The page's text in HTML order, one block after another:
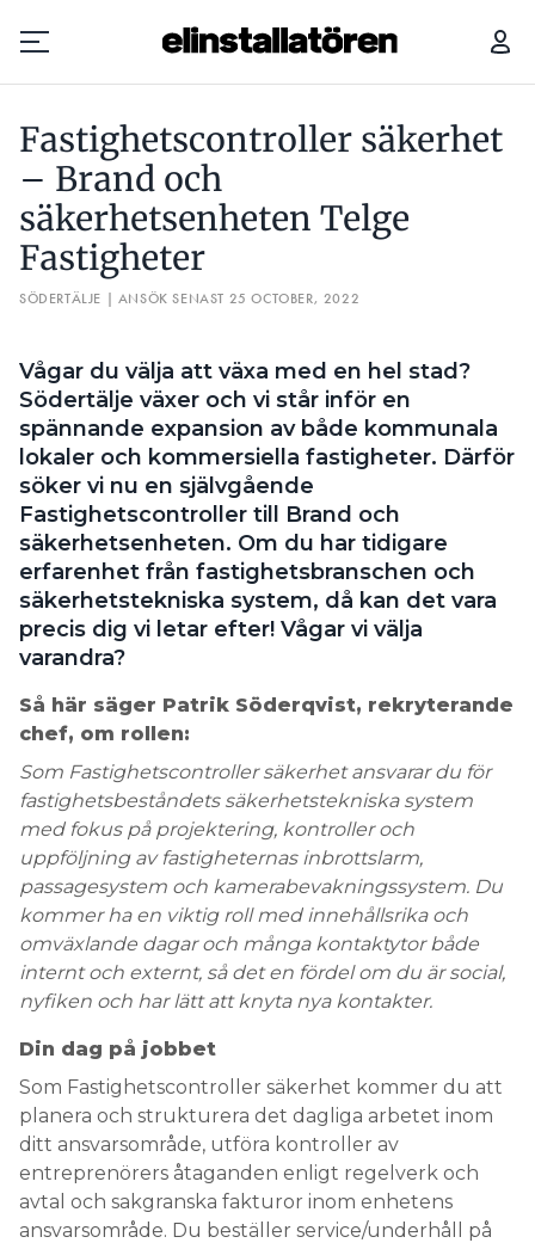
Prenumerera
Hantera prenumeration
Lediga jobb
Läs E-tidningen
Om tidningen
Kontakt
Personuppgifter
Search for:
Fastighetscontroller säkerhet
– Brand och
säkerhetsenheten Telge
Fastigheter
SÖDERTÄLJE | ANSÖK SENAST 25 OCTOBER, 2022
Vågar du välja att växa med en hel stad?
Södertälje växer och vi står inför en
spännande expansion av både kommunala
lokaler och kommersiella fastigheter. Därför
söker vi nu en självgående
Fastighetscontroller till Brand och
säkerhetsenheten. Om du har tidigare
erfarenhet från fastighetsbranschen och
säkerhetstekniska system, då kan det vara
precis dig vi letar efter! Vågar vi välja
varandra?
Så här säger Patrik Söderqvist, rekryterande
chef, om rollen:
Som Fastighetscontroller säkerhet ansvarar du för
fastighetsbeståndets säkerhetstekniska system
med fokus på projektering, kontroller och
uppföljning av fastigheternas inbrottslarm,
passagesystem och kamerabevakningssystem. Du
kommer ha en viktig roll med innehållsrika och
omväxlande dagar och många kontaktytor både
internt och externt, så det en fördel om du är social,
nyfiken och har lätt att knyta nya kontakter.
Din dag på jobbet
Som Fastighetscontroller säkerhet kommer du att
planera och strukturera det dagliga arbetet inom
ditt ansvarsområde, utföra kontroller av
entreprenörers åtaganden enligt regelverk och
avtal och sakgranska fakturor inom enhetens
ansvarsområde. Du beställer service/underhåll på